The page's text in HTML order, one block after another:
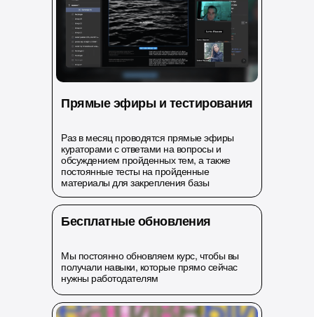
Прямые эфиры и тестирования
Раз в месяц проводятся прямые эфиры
кураторами с ответами на вопросы и
обсуждением пройденных тем, а также
постоянные тесты на пройденные
материалы для закрепления базы
Бесплатные обновления
Мы постоянно обновляем курс, чтобы вы
получали навыки, которые прямо сейчас
нужны работодателям